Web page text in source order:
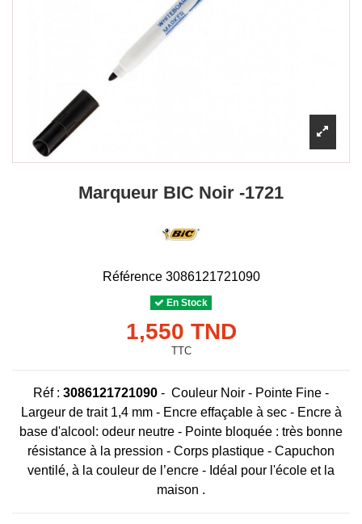
Marqueur BIC Noir -1721
Référence 3086121721090
En Stock
1,550 TND
TTC
Réf : 3086121721090 - Couleur Noir - Pointe Fine -
Largeur de trait 1,4 mm - Encre effaçable à sec - Encre à
base d'alcool: odeur neutre - Pointe bloquée : très bonne
résistance à la pression - Corps plastique - Capuchon
ventilé, à la couleur de l’encre - Idéal pour l'école et la
maison .